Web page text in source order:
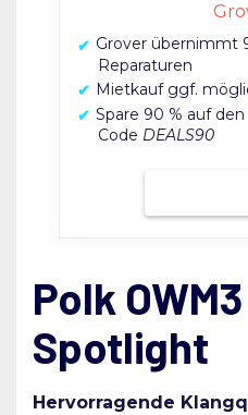
Grover übernimmt
Reparaturen
Mietkauf ggf.
Spare 90 % auf
Code DEALS90
Polk
Spotlight
Hervorragende